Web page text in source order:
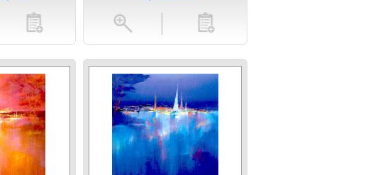
vergroten toevoegen